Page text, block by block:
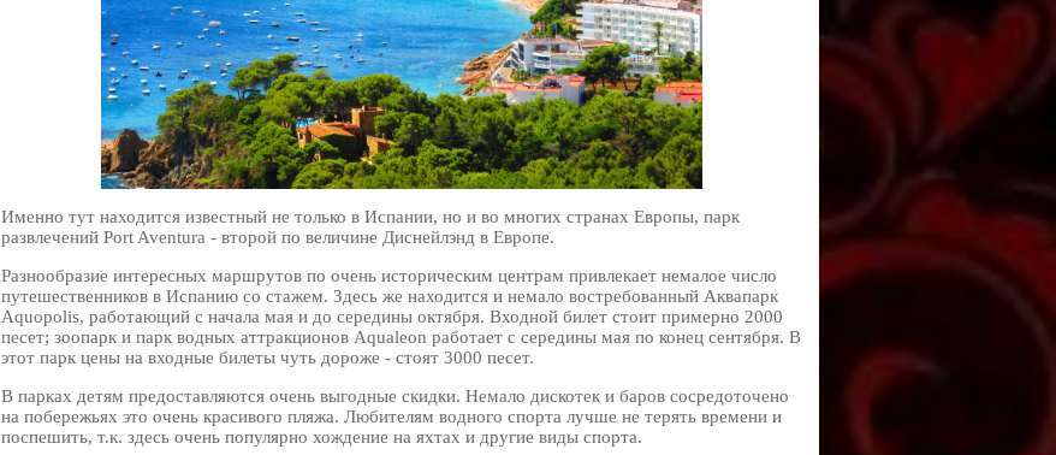
Именно тут находится известный не только в Испании, но и во многих странах Европы, парк
развлечений Port Aventura - второй по величине Диснейлэнд в Европе.
Разнообразие интересных маршрутов по очень историческим центрам привлекает немалое число
путешественников в Испанию со стажем. Здесь же находится и немало востребованный Аквапарк
Aquopolis, работающий с начала мая и до середины октября. Входной билет стоит примерно 2000
песет; зоопарк и парк водных аттракционов Aqualeon работает с середины мая по конец сентября. В
этот парк цены на входные билеты чуть дороже - стоят 3000 песет.
В парках детям предоставляются очень выгодные скидки. Немало дискотек и баров сосредоточено
на побережьях это очень красивого пляжа. Любителям водного спорта лучше не терять времени и
поспешить, т.к. здесь очень популярно хождение на яхтах и другие виды спорта.